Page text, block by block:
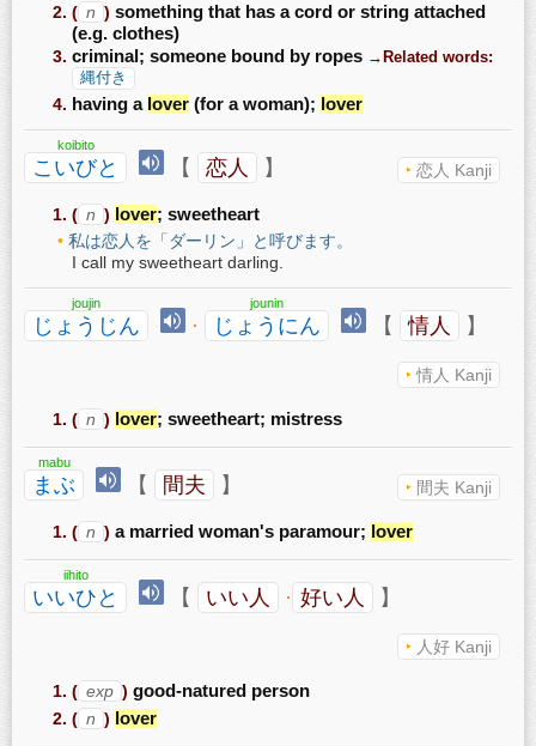
( n ) something that has a cord or string attached
(e.g. clothes)
criminal; someone bound by ropes →Related words:
縄付き
having a lover (for a woman); lover
こいびと
koibito
【 恋人 】 恋人 Kanji
( n ) lover; sweetheart
私は恋人を「ダーリン」と呼びます。
I call my sweetheart darling.
じょうじん
joujin
· じょうにん
jounin
【 情人 】
情人 Kanji
( n ) lover; sweetheart; mistress
まぶ
mabu
【 間夫 】 間夫 Kanji
( n ) a married woman's paramour; lover
いいひと
iihito
【 いい人 · 好い人 】
人好 Kanji
( exp ) good-natured person
( n ) lover